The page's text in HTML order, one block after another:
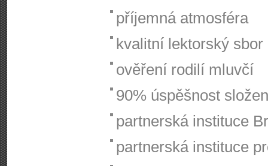
příjemná atmosféra
kvalitní lektorský sbor
ověření rodilí mluvčí
90% úspěšnost
partnerská instituce
partnerská instituce